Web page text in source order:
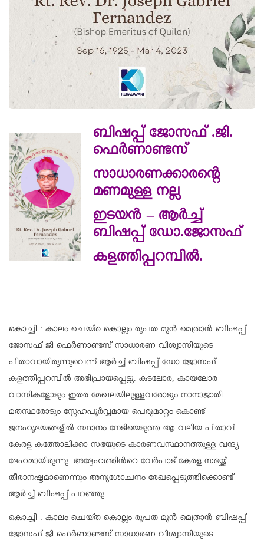
ബിഷപ്പ് ജോസഫ് .ജി.
ഫെർണാണ്ടസ്
സാധാരണക്കാരന്റെ
മണമുള്ള നല്ല
ഇടയൻ – ആർച്ച്
ബിഷപ്പ് ഡോ.ജോസഫ്
കളത്തിപ്പറമ്പിൽ.
കൊച്ചി : കാലം ചെയ്ത കൊല്ലം രൂപത മുൻ മെത്രാൻ ബിഷപ്പ്
ജോസഫ് ജി ഫെർണാണ്ടസ് സാധാരണ വിശ്വാസിയുടെ
പിതാവായിരുന്നുവെന്ന് ആർച്ച് ബിഷപ്പ് ഡോ ജോസഫ്
കളത്തിപ്പറമ്പിൽ അഭിപ്രായപ്പെട്ടു. കടലോര, കായലോര
വാസികളോടും ഇതര മേഖലയിലുള്ളവരോടും നാനാജാതി
മതസ്ഥരോടും സ്നേഹപൂർവ്വമായ പെരുമാറ്റം കൊണ്ട്
ജനഹൃദയങ്ങളിൽ സ്ഥാനം നേടിയെടുത്ത ആ വലിയ പിതാവ്
കേരള കത്തോലിക്കാ സഭയുടെ കാരണവസ്ഥാനത്തുള്ള വന്ദ്യ
ദേഹമായിരുന്നു. അദ്ദേഹത്തിൻറെ വേർപാട് കേരള സഭയ്ക്ക്
തീരാനഷ്ടമാണെന്നും അനുശോചനം രേഖപ്പെടുത്തിക്കൊണ്ട്
ആർച്ച് ബിഷപ്പ് പറഞ്ഞു.
കൊച്ചി : കാലം ചെയ്ത കൊല്ലം രൂപത മുൻ മെത്രാൻ ബിഷപ്പ്
ജോസഫ് ജി ഫെർണാണ്ടസ് സാധാരണ വിശ്വാസിയുടെ